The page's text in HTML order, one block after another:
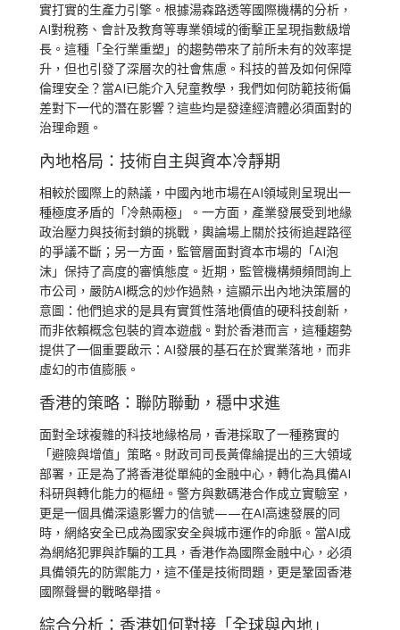
實打實的生產力引擎。根據湯森路透等國際機構的分析，
AI對稅務、會計及教育等專業領域的衝擊正呈現指數級增
長。這種「全行業重塑」的趨勢帶來了前所未有的效率提
升，但也引發了深層次的社會焦慮。科技的普及如何保障
倫理安全？當AI已能介入兒童教學，我們如何防範技術偏
差對下一代的潛在影響？這些均是發達經濟體必須面對的
治理命題。
內地格局：技術自主與資本冷靜期
相較於國際上的熱議，中國內地市場在AI領域則呈現出一
種極度矛盾的「冷熱兩極」。一方面，產業發展受到地緣
政治壓力與技術封鎖的挑戰，輿論場上關於技術追趕路徑
的爭議不斷；另一方面，監管層面對資本市場的「AI泡
沫」保持了高度的審慎態度。近期，監管機構頻頻問詢上
市公司，嚴防AI概念的炒作過熱，這顯示出內地決策層的
意圖：他們追求的是具有實質性落地價值的硬科技創新，
而非依賴概念包裝的資本遊戲。對於香港而言，這種趨勢
提供了一個重要啟示：AI發展的基石在於實業落地，而非
虛幻的市值膨脹。
香港的策略：聯防聯動，穩中求進
面對全球複雜的科技地緣格局，香港採取了一種務實的
「避險與增值」策略。財政司司長黃偉綸提出的三大領域
部署，正是為了將香港從單純的金融中心，轉化為具備AI
科研與轉化能力的樞紐。警方與數碼港合作成立實驗室，
更是一個具備深遠影響力的信號——在AI高速發展的同
時，網絡安全已成為國家安全與城市運作的命脈。當AI成
為網絡犯罪與詐騙的工具，香港作為國際金融中心，必須
具備領先的防禦能力，這不僅是技術問題，更是鞏固香港
國際聲譽的戰略舉措。
綜合分析：香港如何對接「全球與內地」